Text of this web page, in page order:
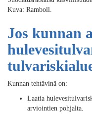
Kuva: Ramboll.
Jos kunnan
Kunnan tehtävinä on:
Laatia
arviointien pohjalta.